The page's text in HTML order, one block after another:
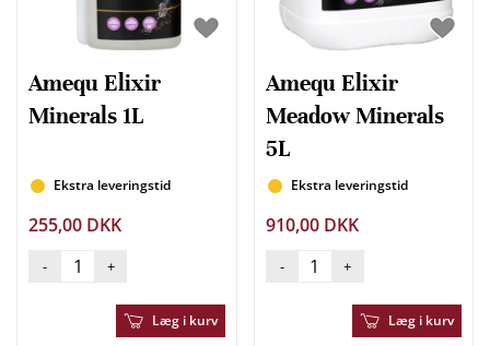
Amequ Elixir
Minerals 1L
Ekstra leveringstid
255,00 DKK
- +
Læg i kurv
Amequ Elixir
Meadow Minerals
5L
Ekstra leveringstid
910,00 DKK
- +
Læg i kurv